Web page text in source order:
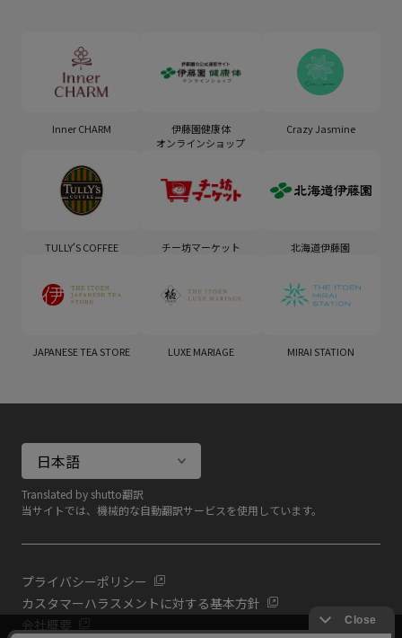
Translated by shutto翻訳
当サイトでは、機械的な自動翻訳サービスを使用しています。
Inner CHARM
伊藤園健康体
オンラインショップ
Crazy Jasmine
TULLY'S COFFEE チー坊マーケット 北海道伊藤園
JAPANESE TEA STORE LUXE MARIAGE MIRAI STATION
プライバシーポリシー
カスタマーハラスメントに対する基本方針
会社概要